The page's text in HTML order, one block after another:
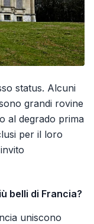
status. Alcuni
grandi rovine
al degrado prima
per il loro
belli di Francia?
uniscono